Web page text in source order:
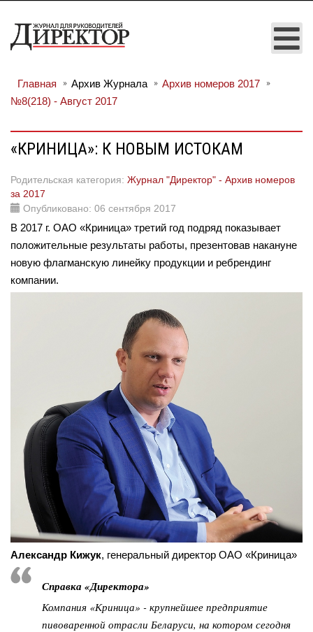
Главная Архив Журнала
Архив номеров 2017
№8(218) - Август 2017
«КРИНИЦА»: К НОВЫМ ИСТОКАМ
Родительская категория: Журнал "Директор" - Архив номеров
за 2017
Опубликовано: 06 сентября 2017
В 2017 г. ОАО «Криница» третий год подряд показывает
положительные результаты работы, презентовав накануне
новую флагманскую линейку продукции и ребрендинг
компании.
Александр Кижук, генеральный директор ОАО «Криница»
Справка «Директора»
Компания «Криница» - крупнейшее предприятие
пивоваренной отрасли Беларуси, на котором сегодня